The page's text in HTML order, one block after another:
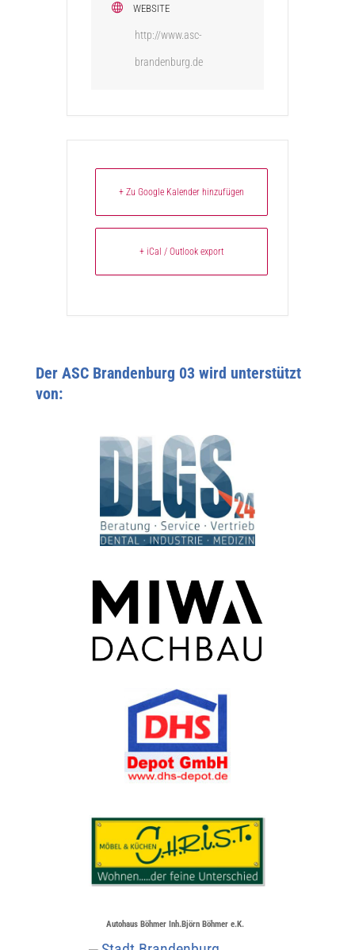
WEBSITE
http://www.asc-
brandenburg.de
+ Zu Google Kalender hinzufügen
+ iCal / Outlook export
Der ASC Brandenburg 03 wird unterstützt
von:
Autohaus Böhmer Inh.Björn Böhmer e.K.